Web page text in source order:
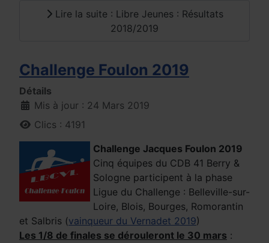
Lire la suite : Libre Jeunes : Résultats
2018/2019
Challenge Foulon 2019
Détails
Mis à jour : 24 Mars 2019
Clics : 4191
Challenge Jacques Foulon 2019
Cinq équipes du CDB 41 Berry &
Sologne participent à la phase
Ligue du Challenge : Belleville-sur-
Loire, Blois, Bourges, Romorantin
et Salbris (vainqueur du Vernadet 2019)
Les 1/8 de finales se dérouleront le 30 mars :